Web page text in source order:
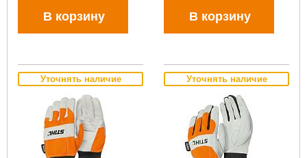
В корзину В корзину
Уточнять наличие Уточнять наличие